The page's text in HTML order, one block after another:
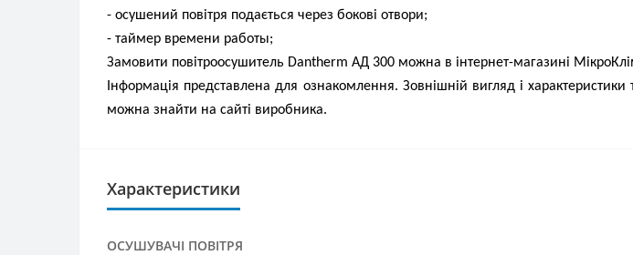
- осушений повітря подається через бокові отвори;
- таймер времени работы;
Замовити повітроосушитель Dantherm АД 300 можна в інтернет-магазині
Інформація представлена ​​​​для ознакомлення. Зовнішній вигляд і
можна знайти на сайті виробника.
Характеристики
ОСУШУВАЧІ ПОВІТРЯ